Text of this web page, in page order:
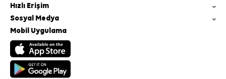
Hızlı Erişim
Sosyal Medya
Mobil Uygulama